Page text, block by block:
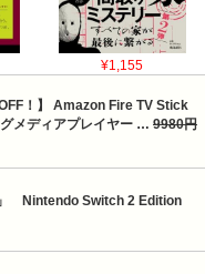
¥1,155
！】 Amazon Fire TV Stick
メディアプレイヤー … 9980円
」　Nintendo Switch 2 Edition